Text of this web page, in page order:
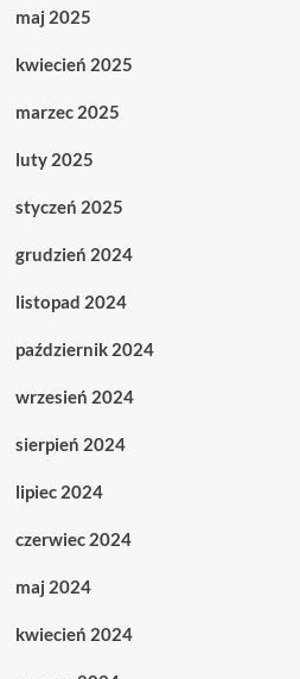
maj 2025
kwiecień 2025
marzec 2025
luty 2025
styczeń 2025
grudzień 2024
listopad 2024
październik 2024
wrzesień 2024
sierpień 2024
lipiec 2024
czerwiec 2024
maj 2024
kwiecień 2024